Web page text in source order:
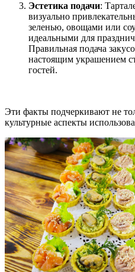
Эстетика подачи:
визуально
зеленью, овощами или
идеальными для
Правильная подача
настоящим украшением
гостей.
Эти факты подчеркивают не
культурные аспекты